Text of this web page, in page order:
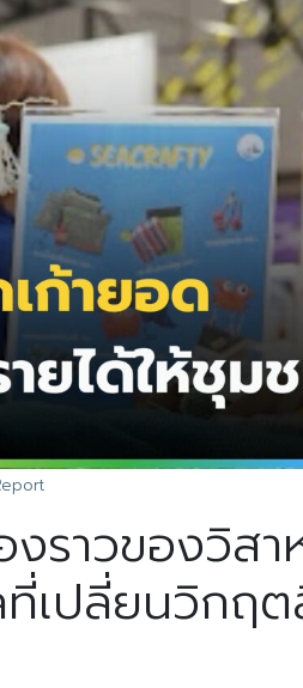
งราวของวิส
ที่เปลี่ยนวิกฤ